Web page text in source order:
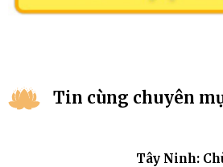
Tin cùng chuyên
Tây Ninh: